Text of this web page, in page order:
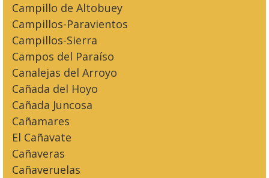
Campillo de Altobuey
Campillos-Paravientos
Campillos-Sierra
Campos del Paraíso
Canalejas del Arroyo
Cañada del Hoyo
Cañada Juncosa
Cañamares
El Cañavate
Cañaveras
Cañaveruelas